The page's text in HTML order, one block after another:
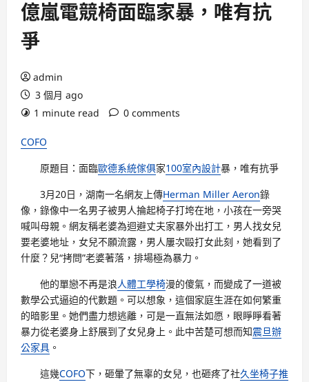
億嵐電競椅面臨家暴，唯有抗
爭
admin
3 個月 ago
1 minute read
0 comments
COFO
原題目：面臨歐德系統傢俱家100室內設計暴，唯有抗爭
3月20日，湖南一名網友上傳Herman Miller Aeron錄
像，錄像中一名男子被男人掄起椅子打垮在地，小孩在一旁哭
喊叫母親。網友稱老婆為迴避丈夫家暴外出打工，男人找女兒
要老婆地址，女兒不願流露，男人屢次毆打女此刻，她看到了
什麼？兒“拷問”老婆著落，排場極為暴力。
他的單戀不再是浪人體工學椅漫的傻氣，而變成了一道被
數學公式逼迫的代數題。可以想象，這個家庭生涯在如何繁重
的暗影里。她們盡力想逃離，可是一直無法如愿，眼睜睜看著
暴力從老婆身上舒展到了女兒身上。此中苦楚可想而知震旦辦
公家具 。
這幾COFO下，砸暈了無辜的女兒，也砸疼了社久坐椅子推